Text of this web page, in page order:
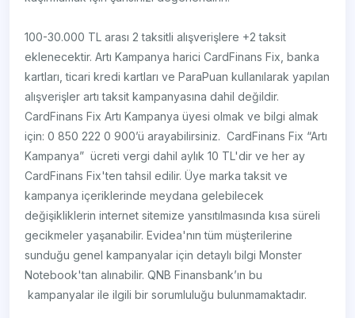
100-30.000 TL arası 2 taksitli alışverişlere +2 taksit
eklenecektir. Artı Kampanya harici CardFinans Fix, banka
kartları, ticari kredi kartları ve ParaPuan kullanılarak yapılan
alışverişler artı taksit kampanyasına dahil değildir.
CardFinans Fix Artı Kampanya üyesi olmak ve bilgi almak
için: 0 850 222 0 900’ü arayabilirsiniz. CardFinans Fix “Artı
Kampanya” ücreti vergi dahil aylık 10 TL'dir ve her ay
CardFinans Fix'ten tahsil edilir. Üye marka taksit ve
kampanya içeriklerinde meydana gelebilecek
değişikliklerin internet sitemize yansıtılmasında kısa süreli
gecikmeler yaşanabilir. Evidea'nın tüm müşterilerine
sunduğu genel kampanyalar için detaylı bilgi Monster
Notebook'tan alınabilir. QNB Finansbank’ın bu
kampanyalar ile ilgili bir sorumluluğu bulunmamaktadır.